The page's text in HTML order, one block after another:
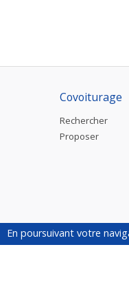
Covoiturage
Rechercher
Proposer
En poursuivant votre